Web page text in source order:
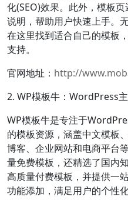
化(SEO)效果。此外，模板
说明，帮助用户快速上手。
在这里找到适合自己的模板
支持。
官网地址： http://
2. WP模板牛：WordPress
WP模板牛是专注于
的模板资源，涵盖中文模板
博客、企业网站和电商平台
量免费模板，还精选了国内
高质量付费模板，并提供一
功能添加，满足用户的个性